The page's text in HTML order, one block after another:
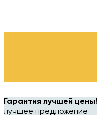
Гарантия лучшей цены!
лучшее предложение